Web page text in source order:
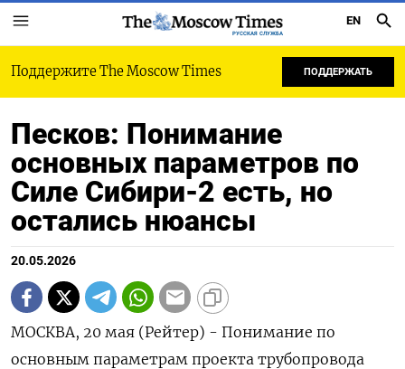
РУССКАЯ СЛУЖБА
EN
Поддержите The Moscow Times ПОДДЕРЖАТЬ
Песков: Понимание
основных параметров по
Силе Сибири-2 есть, но
остались нюансы
20.05.2026
МОСКВА, 20 мая (Рейтер) - Понимание по
основным параметрам проекта трубопровода